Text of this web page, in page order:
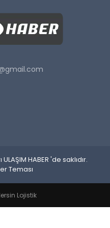
HABER 'de saklıdır.
Teması
Lojistik